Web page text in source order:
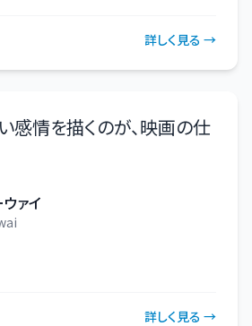
詳しく見る →
感情を描くのが、映画の仕
ウァイ
詳しく見る →